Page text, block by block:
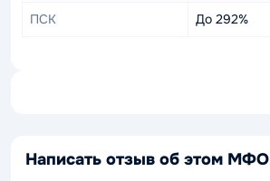
ПСК До 292%
Написать отзыв об этом МФО